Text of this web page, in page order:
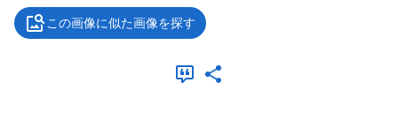
この画像に似た画像を探す